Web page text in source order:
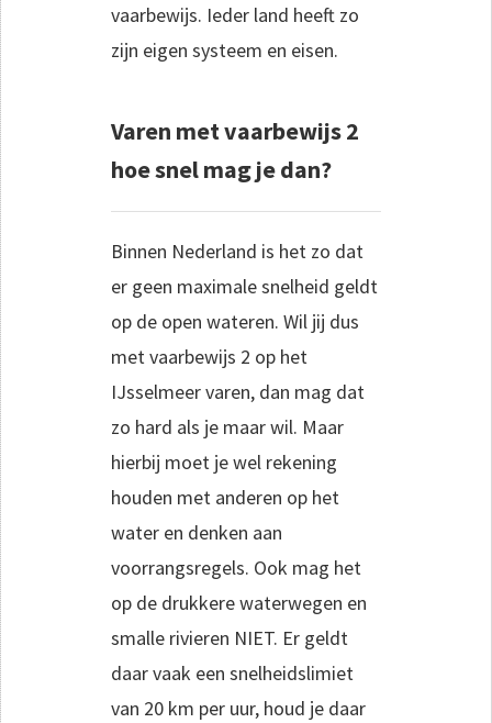
vaarbewijs. Ieder land heeft zo
zijn eigen systeem en eisen.
Varen met vaarbewijs 2
hoe snel mag je dan?
Binnen Nederland is het zo dat
er geen maximale snelheid geldt
op de open wateren. Wil jij dus
met vaarbewijs 2 op het
IJsselmeer varen, dan mag dat
zo hard als je maar wil. Maar
hierbij moet je wel rekening
houden met anderen op het
water en denken aan
voorrangsregels. Ook mag het
op de drukkere waterwegen en
smalle rivieren NIET. Er geldt
daar vaak een snelheidslimiet
van 20 km per uur, houd je daar